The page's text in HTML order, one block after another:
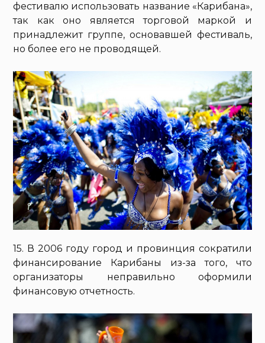
фестивалю использовать название «Карибана»,
так как оно является торговой маркой и
принадлежит группе, основавшей фестиваль,
но более его не проводящей.
15. В 2006 году город и провинция сократили
финансирование Карибаны из-за того, что
организаторы неправильно оформили
финансовую отчетность.